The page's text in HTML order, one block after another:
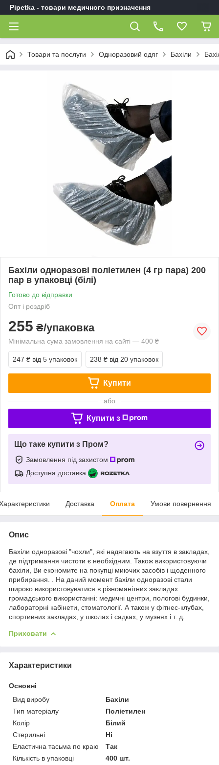
Pipetka - товари медичного призначення
Товари та послуги Одноразовий одяг Бахіли
Бахіли одноразові поліетилен (4 гр пара) 200
пар в упаковці (білі)
Готово до відправки
Опт і роздріб
255 ₴/упаковка
Мінімальна сума замовлення на сайті — 400 ₴
247 ₴ від 5 упаковок 238 ₴ від 20 упаковок
Купити
або
Купити з
Що таке купити з Пром?
Замовлення під захистом
Доступна доставка
Доставка Оплата Умови повернення
Опис
Бахіли одноразові "чохли", які надягають на взуття в закладах,
де підтримання чистоти є необхідним. Також використовуючи
бахіли, Ви економите на покупці миючих засобів і щоденного
прибирання. . На даний момент бахіли одноразові стали
широко використовуватися в різноманітних закладах
громадського використанні: медичні центри, пологові будинки,
лабораторні кабінети, стоматології. А також у фітнес-клубах,
спортивних закладах, у школах і садках, у музеях і т. д.
Приховати
Характеристики
Основні
Вид виробу
Бахіли
Тип матеріалу
Поліетилен
Колір
Білий
Стерильні
Ні
Еластична тасьма по краю
Так
Кількість в упаковці
400 шт.